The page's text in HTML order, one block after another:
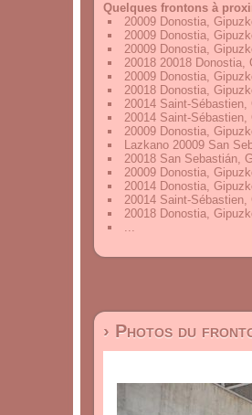
Quelques frontons à
20009 Donostia,
20009 Donostia,
20009 Donostia,
20018 20018 Donostia,
20009 Donostia,
20018 Donostia,
20014 Saint-
20014 Saint-
20009 Donostia,
Lazkano 20009 San
20018 San Sebastián,
20009 Donostia,
20014 Donostia,
20014 Saint-
20018 Donostia,
...
› Photos du